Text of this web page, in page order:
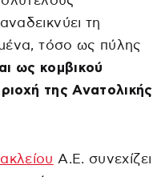
αναδεικνύει τη
τόσο ως πύλης
ως κομβικού
της Ανατολικής
Α.Ε. συνεχίζει